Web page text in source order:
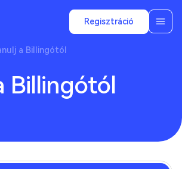
Regisztráció
a Billingótól
Billingótól